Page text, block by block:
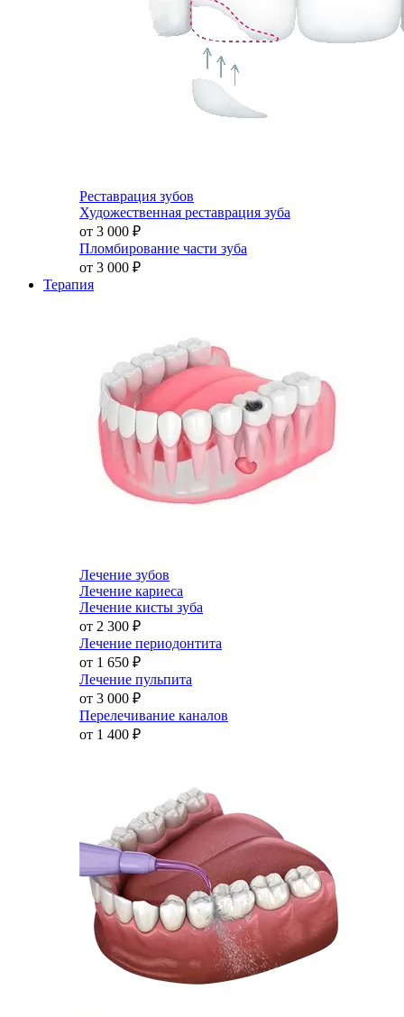
Реставрация зубов
Художественная реставрация зуба
от 3 000 ₽
Пломбирование части зуба
от 3 000 ₽
Терапия
Лечение зубов
Лечение кариеса
Лечение кисты зуба
от 2 300 ₽
Лечение периодонтита
от 1 650 ₽
Лечение пульпита
от 3 000 ₽
Перелечивание каналов
от 1 400 ₽